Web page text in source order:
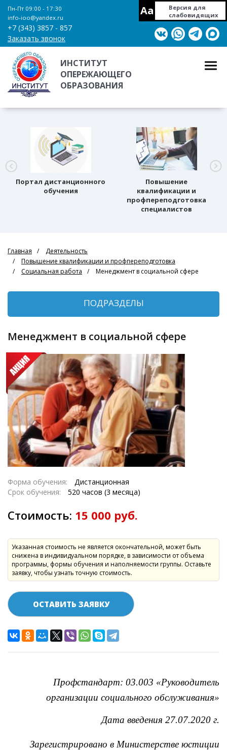
Пн-Пт 09:00 - 17:30
info-ioo@yandex.ru
+7 (343) 3857 - 857
Заказать звонок
Aa
Версия для
слабовидящих
ИНСТИТУТ
ОПЕРЕЖАЮЩЕГО
ОБРАЗОВАНИЯ
Портал дистанционного
обучения
Повышение
квалификации и
профпереподготовка
специалистов
Главная
Деятельность
Повышение квалификации и профпереподготовка
Социальная работа
Менеджмент в социальной сфере
ПОДРАЗДЕЛЫ
Менеджмент в социальной сфере
Форма обучения:
Дистанционная
Срок обучения:
520 часов (3 месяца)
Стоимость: 15 000 руб.
Указанная стоимость не является окончательной, может быть
снижена в индивидуальном порядке, в зависимости от объема
программы, формы обучения и наполняемости группы. Оставьте
заявку, чтобы узнать точную стоимость.
ОСТАВИТЬ ЗАЯВКУ
Профстандарт: 03.003 «Руководитель
организации социального обслуживания»
Дата введения 27.07.2020 г.
Зарегистрировано в Министерстве юстиции